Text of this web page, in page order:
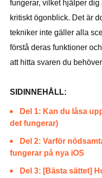
fungerar, vilket hjälper
kritiskt ögonblick. Det är
tekniker inte gäller alla
förstå deras funktioner
att hitta svaren du
SIDINNEHÅLL:
Del 1: Kan du låsa
det fungerar)
Del 2: Varför
fungerar på nya iOS
Del 3: [Bästa sättet]